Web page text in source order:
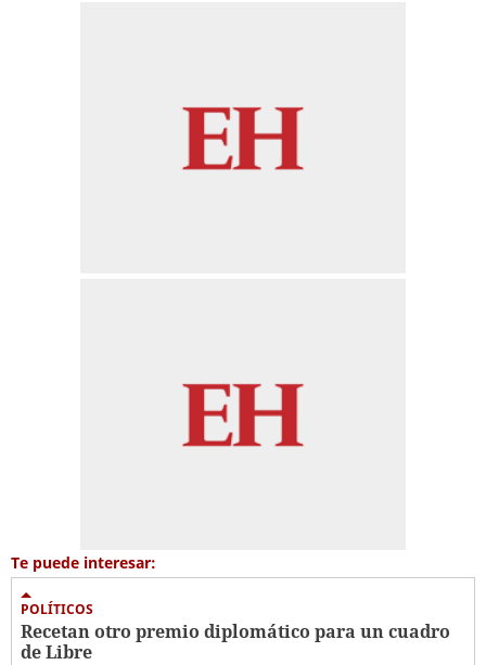
Te puede interesar:
POLÍTICOS
Recetan otro premio diplomático para un cuadro
de Libre